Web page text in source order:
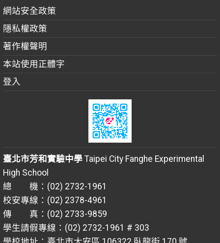
網站安全政策
隱私權政策
著作權聲明
本站使用正體字
登入
臺北市芳和實驗中學Taipei City Fanghe Experimental
High School
總 機：(02) 2732-1961
校安專線：(02) 2378-4961
傳 真：(02) 2733-9859
學生請假專線：(02) 2732-1961 # 303